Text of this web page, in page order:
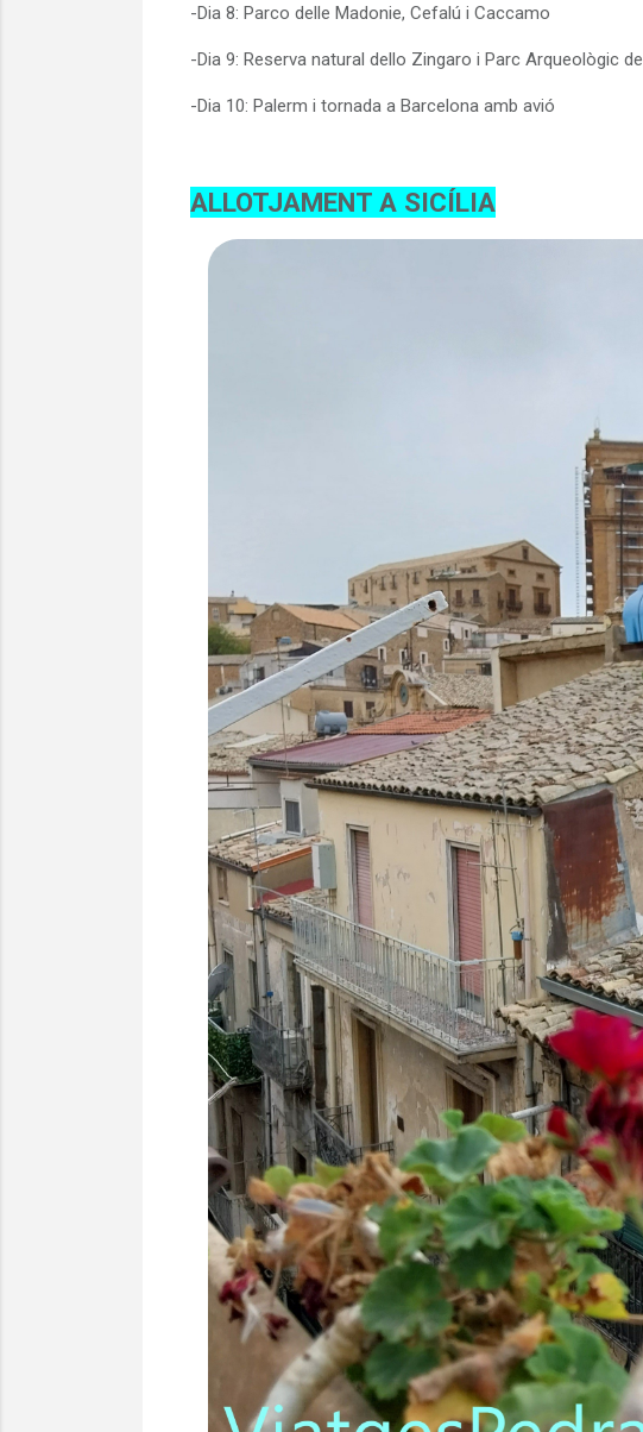
-Dia 8: Parco delle Madonie, Cefalú i Caccamo
-Dia 9: Reserva natural dello Zingaro i Parc Arqueològic
-Dia 10: Palerm i tornada a Barcelona amb avió
ALLOTJAMENT A SICÍLIA